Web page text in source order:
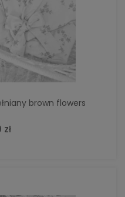
brown flowers
zł